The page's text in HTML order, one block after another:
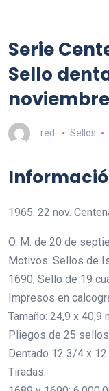
Serie
Sello
red Sellos
1965. 22 nov.
O. M. de 20 de
Motivos: Sellos de
1690, Sello de 19
Impresos en
Tamaño: 24,9 x 40,9
Pliegos de 25
Dentado 12 3/4 x
Tiradas: